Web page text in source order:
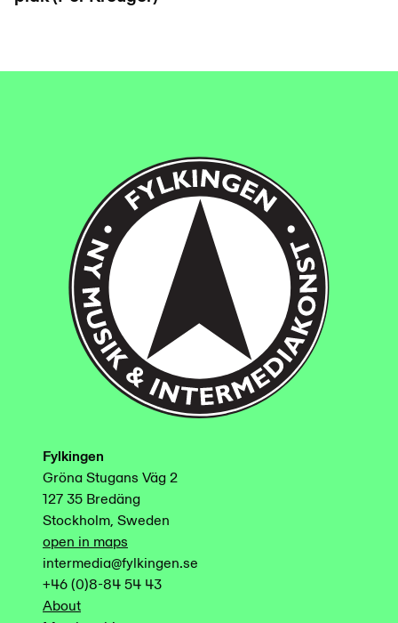
Fylkingen
Gröna Stugans Väg 2
127 35 Bredäng
Stockholm, Sweden
open in maps
intermedia@fylkingen.se
+46 (0)8-84 54 43
About